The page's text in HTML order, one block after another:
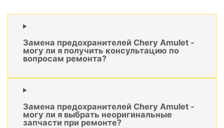
Замена предохранителей Chery Amulet -
могу ли я получить консультацию по
вопросам ремонта?
Замена предохранителей Chery Amulet -
могу ли я выбрать неоригинальные
запчасти при ремонте?